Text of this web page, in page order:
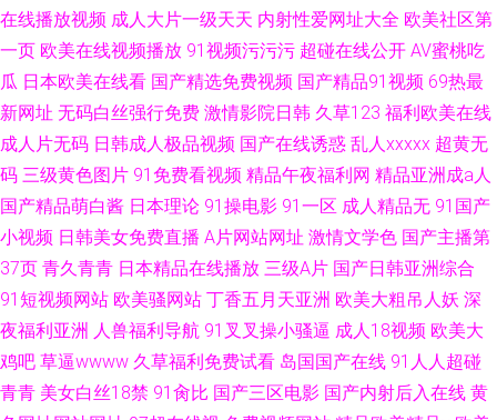
在线播放视频 成人大片一级天天 内射性爱网址大全 欧美社区第
一页 欧美在线视频播放 91视频污污污 超碰在线公开 AV蜜桃吃
瓜 日本欧美在线看 国产精选免费视频 国产精品91视频 69热最
新网址 无码白丝强行免费 激情影院日韩 久草123 福利欧美在线
成人片无码 日韩成人极品视频 国产在线诱惑 乱人xxxxx 超黄无
码 三级黄色图片 91免费看视频 精品午夜福利网 精品亚洲成a人
国产精品萌白酱 日本理论 91操电影 91一区 成人精品无 91国产
小视频 日韩美女免费直播 A片网站网址 激情文学色 国产主播第
37页 青久青青 日本精品在线播放 三级A片 国产日韩亚洲综合
91短视频网站 欧美骚网站 丁香五月天亚洲 欧美大粗吊人妖 深
夜福利亚洲 人兽福利导航 91叉叉操小骚逼 成人18视频 欧美大
鸡吧 草逼wwww 久草福利免费试看 岛国国产在线 91人人超碰
青青 美女白丝18禁 91肏比 国产三区电影 国产内射后入在线 黄